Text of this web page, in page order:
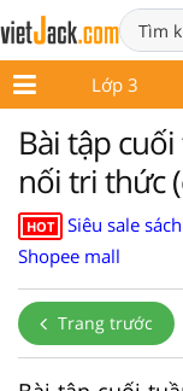
2 Lớp 3
Bài tập
nối tri thức
HOT
Siêu sale
Shopee mall
Trang trước